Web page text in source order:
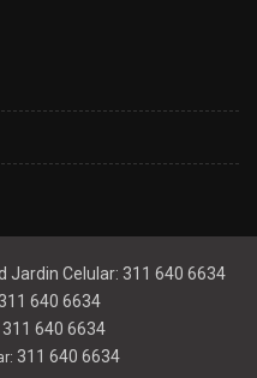
Jardin Celular: 311 640 6634
311 640 6634
311 640 6634
311 640 6634